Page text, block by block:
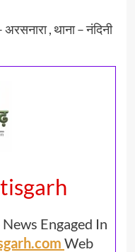
, थाना – नंदिनी
Engaged In
Web